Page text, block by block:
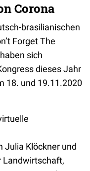
Corona
brasilianischen
Forget The
sich
dieses Jahr
18. und 19.11.2020
Julia Klöckner und
Landwirtschaft,